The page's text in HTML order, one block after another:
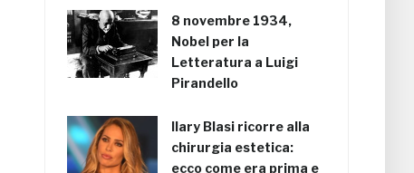
8 novembre 1934,
Nobel per la
Letteratura a Luigi
Pirandello
Ilary Blasi ricorre alla
chirurgia estetica:
ecco come era prima e